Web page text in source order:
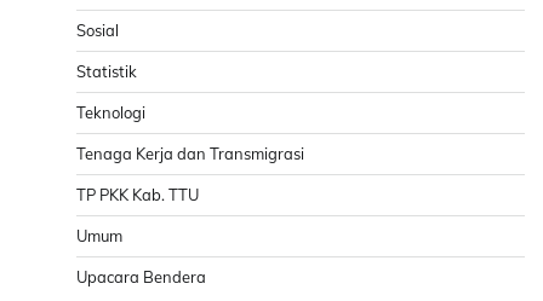
Sosial
Statistik
Teknologi
Tenaga Kerja dan Transmigrasi
TP PKK Kab. TTU
Umum
Upacara Bendera